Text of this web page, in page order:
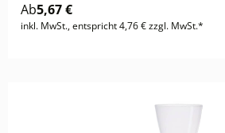
Ab5,67 €
inkl. MwSt., entspricht 4,76 € zzgl. MwSt.*